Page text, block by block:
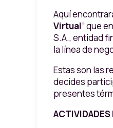
Aquí
Virtual” que
S.A., entidad
la línea de
Estas son las
decides
presentes